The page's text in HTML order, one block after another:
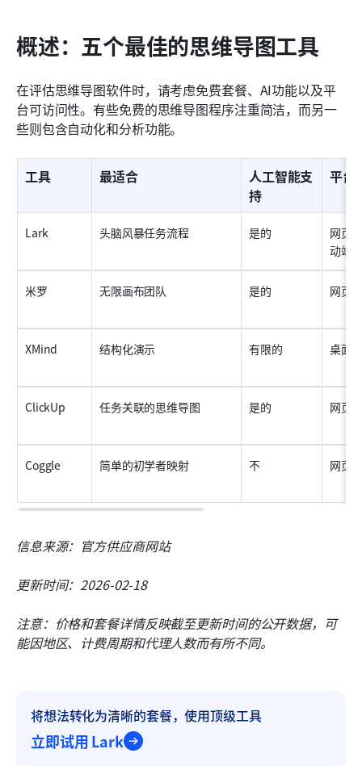
概述：五个最佳的思维导图工具
在评估思维导图软件时，请考虑免费套餐、AI功能以及平
台可访问性。有些免费的思维导图程序注重简洁，而另一
些则包含自动化和分析功能。
工具 最适合
人工智能支
持
平台
Lark 头脑风暴任务流程 是的
网页
动端
米罗 无限画布团队 是的 网页
XMind 结构化演示 有限的 桌面
ClickUp 任务关联的思维导图 是的 网页
Coggle 简单的初学者映射 不 网页
信息来源：官方供应商网站
更新时间：2026-02-18
注意：价格和套餐详情反映截至更新时间的公开数据，可
能因地区、计费周期和代理人数而有所不同。
将想法转化为清晰的套餐，使用顶级工具
立即试用 Lark